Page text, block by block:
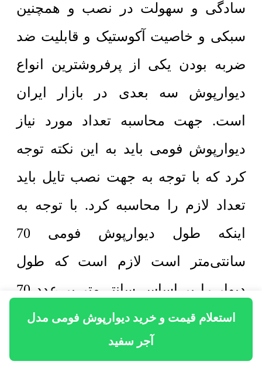
استعلام قیمت و خرید دیوارپوش فومی مدل
آجر سفید
سادگی و سهولت در نصب و همچنین
سبکی و خاصیت آکوستیک و قابلیت ضد
ضربه بودن یکی از پرفروشترین انواع
دیوارپوش سه بعدی در بازار ایران
است. جهت محاسبه تعداد مورد نیاز
دیوارپوش فومی باید به این نکته توجه
کرد که با توجه به جهت نصب تایل باید
تعداد لازم را محاسبه کرد. با توجه به
اینکه طول دیوارپوش فومی 70
سانتی‌متر است لازم است که طول
دیوار را بر اساس سانتی‌متر بر عدد 70
تقسیم کنید و عدد به دست آمده را رند
کنید. به همین ترتیب با توجه به اینکه